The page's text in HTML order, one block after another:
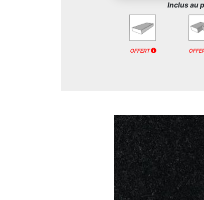
Inclus au
OFFERT